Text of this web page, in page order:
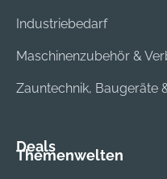
Industriebedarf
Maschinenzubehör &
Zauntechnik, Baugeräte
Deals
Themenwelten